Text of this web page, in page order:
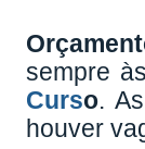
sempre
Curso.
houver